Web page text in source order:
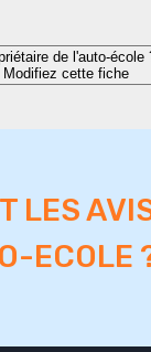
de l'auto-école
Modifiez cette fiche
LES
ECOLE